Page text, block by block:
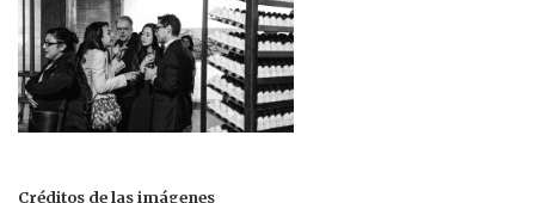
Créditos de las imágenes